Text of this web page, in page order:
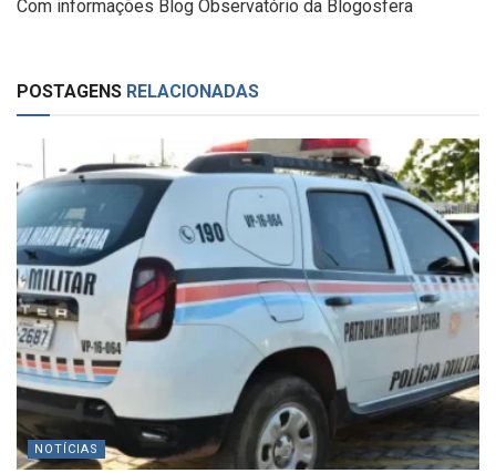
Com informações Blog Observatório da Blogosfera
POSTAGENS RELACIONADAS
NOTÍCIAS